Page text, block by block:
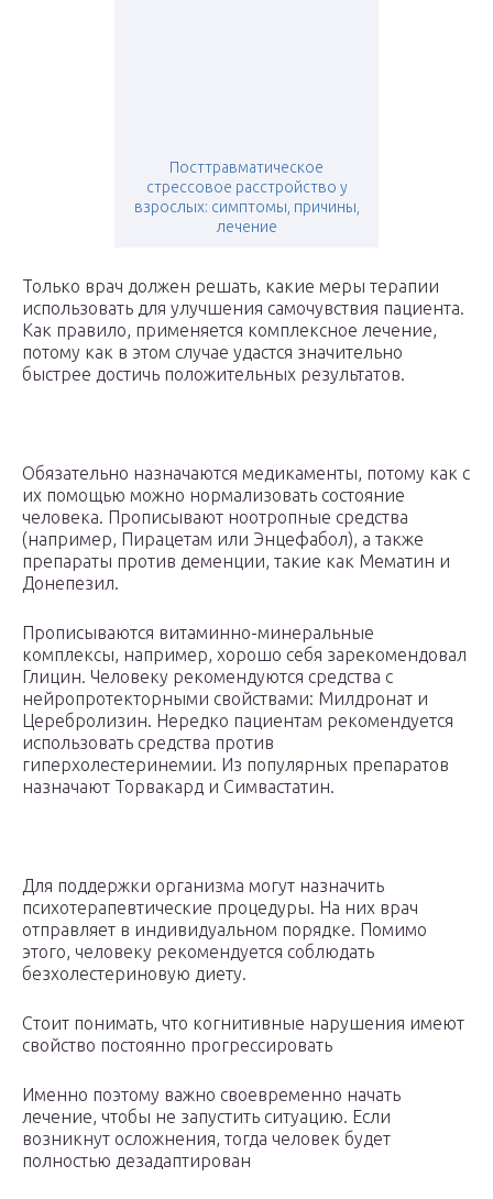
Посттравматическое
стрессовое расстройство у
взрослых: симптомы, причины,
лечение
Только врач должен решать, какие меры терапии
использовать для улучшения самочувствия пациента.
Как правило, применяется комплексное лечение,
потому как в этом случае удастся значительно
быстрее достичь положительных результатов.
Обязательно назначаются медикаменты, потому как с
их помощью можно нормализовать состояние
человека. Прописывают ноотропные средства
(например, Пирацетам или Энцефабол), а также
препараты против деменции, такие как Мематин и
Донепезил.
Прописываются витаминно-минеральные
комплексы, например, хорошо себя зарекомендовал
Глицин. Человеку рекомендуются средства с
нейропротекторными свойствами: Милдронат и
Церебролизин. Нередко пациентам рекомендуется
использовать средства против
гиперхолестеринемии. Из популярных препаратов
назначают Торвакард и Симвастатин.
Для поддержки организма могут назначить
психотерапевтические процедуры. На них врач
отправляет в индивидуальном порядке. Помимо
этого, человеку рекомендуется соблюдать
безхолестериновую диету.
Стоит понимать, что когнитивные нарушения имеют
свойство постоянно прогрессировать
Именно поэтому важно своевременно начать
лечение, чтобы не запустить ситуацию. Если
возникнут осложнения, тогда человек будет
полностью дезадаптирован